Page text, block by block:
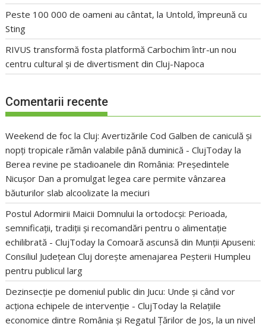
Peste 100 000 de oameni au cântat, la Untold, împreună cu
Sting
RIVUS transformă fosta platformă Carbochim într-un nou
centru cultural și de divertisment din Cluj-Napoca
Comentarii recente
Weekend de foc la Cluj: Avertizările Cod Galben de caniculă și
nopți tropicale rămân valabile până duminică - ClujToday la
Berea revine pe stadioanele din România: Președintele
Nicușor Dan a promulgat legea care permite vânzarea
băuturilor slab alcoolizate la meciuri
Postul Adormirii Maicii Domnului la ortodocși: Perioada,
semnificații, tradiții și recomandări pentru o alimentație
echilibrată - ClujToday laComoară ascunsă din Munții Apuseni:
Consiliul Județean Cluj dorește amenajarea Peșterii Humpleu
pentru publicul larg
Dezinsecție pe domeniul public din Jucu: Unde și când vor
acționa echipele de intervenție - ClujToday la Relațiile
economice dintre România și Regatul Țărilor de Jos, la un nivel